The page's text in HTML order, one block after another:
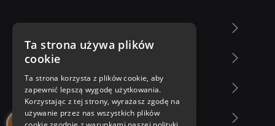
Zakupy u nas
Nasza oferta
Nasi autorzy
Ta strona używa plików
cookie
Ta strona korzysta z plików cookie, aby
zapewnić lepszą wygodę użytkowania.
Korzystając z tej strony, wyrażasz zgodę na
używanie przez nas wszystkich plików